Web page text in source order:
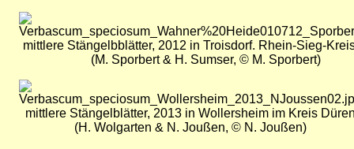
Bild
mittlere Stängelbblätter, 2012 in Troisdorf. Rhein-Sieg-
(M. Sporbert & H. Sumser, © M. Sporbert)
Bild
mittlere Stängelblätter, 2013 in Wollersheim im Kreis
(H. Wolgarten & N. Joußen, © N. Joußen)